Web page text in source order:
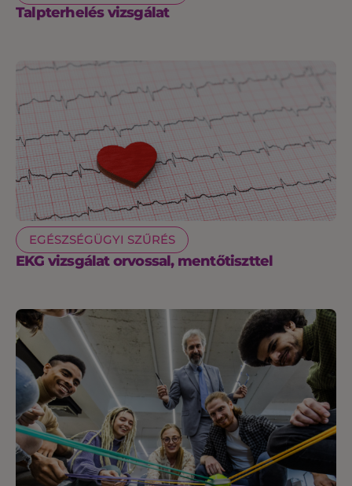
Talpterhelés vizsgálat
EGÉSZSÉGÜGYI SZŰRÉS
EKG vizsgálat orvossal, mentőtiszttel